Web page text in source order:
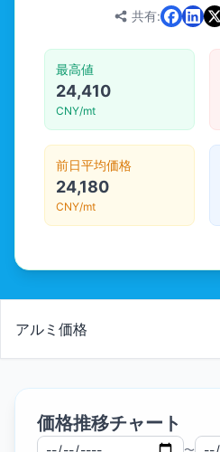
共有:
最高値
24,410
CNY/mt
前日平均価格
24,180
CNY/mt
アルミ価格
価格推移チャート